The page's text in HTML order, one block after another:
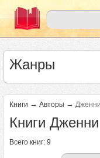
Жанры
Книги → Авторы →
Книги
Всего книг: 9